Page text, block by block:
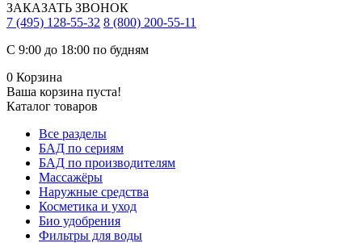
ЗАКАЗАТЬ ЗВОНОК
7 (495) 128-55-32 8 (800) 200-55-11
С 9:00 до 18:00 по будням
0 Корзина
Ваша корзина пуста!
Каталог товаров
Все разделы
БАД по сериям
БАД по производителям
Массажёры
Наружные средства
Косметика и уход
Био удобрения
Фильтры для воды